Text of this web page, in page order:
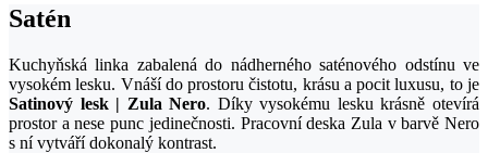
Satén
Kuchyňská linka zabalená do nádherného saténového odstínu ve
vysokém lesku. Vnáší do prostoru čistotu, krásu a pocit luxusu, to je
Satinový lesk | Zula Nero. Díky vysokému lesku krásně otevírá
prostor a nese punc jedinečnosti. Pracovní deska Zula v barvě Nero
s ní vytváří dokonalý kontrast.